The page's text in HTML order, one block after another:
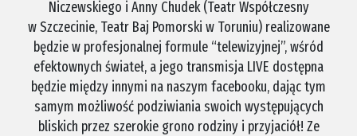
Niczewskiego i Anny Chudek (Teatr Współczesny
w Szczecinie, Teatr Baj Pomorski w Toruniu) realizowane
będzie w profesjonalnej formule “telewizyjnej”, wśród
efektownych świateł, a jego transmisja LIVE dostępna
będzie między innymi na naszym facebooku, dając tym
samym możliwość podziwiania swoich występujących
bliskich przez szerokie grono rodziny i przyjaciół! Ze